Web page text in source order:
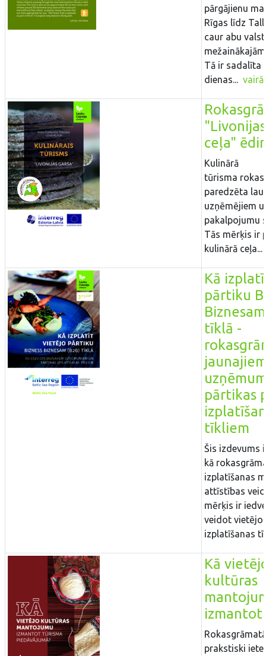
pārgājienu
Rīgas līdz
caur abu
Tā ir sadalīta
dienas...
ceļa"
Kulinārā
tūrisma
paredzēta
uzņēmējiem
pakalpojumu
Tās mērķis ir
kulinārā ceļa...
Kā
pārtiku
tīklā -
pārtikas
tīkliem
Šis izdevums
kā
izplatīšanas
attīstības
mērķis ir
veidot vietējo
izplatīšanas
Kā
kultūras
izmantot
prakstiski